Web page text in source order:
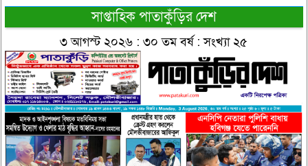
সাপ্তাহিক পাতাকুঁড়ির দেশ
৩ আগস্ট ২০২৬ : ৩০ তম বর্ষ : সংখ্যা ২৫